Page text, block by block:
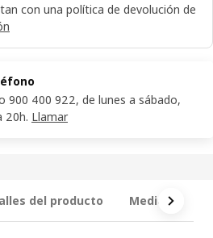
con una política de devolución de
900 400 922, de lunes a sábado,
20h. Llamar
del producto Medidas